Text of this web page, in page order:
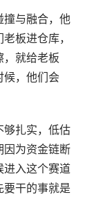
撞与融合，他
板进仓库，
，就给老板
候，他们会
够扎实，低估
因为资金链断
进入这个赛道
要干的事就是